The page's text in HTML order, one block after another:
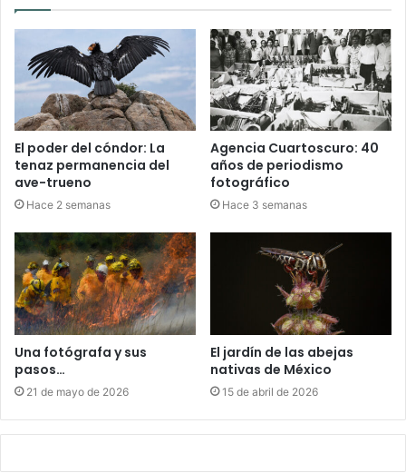
El poder del cóndor: La
tenaz permanencia del
ave-trueno
Hace 2 semanas
Agencia Cuartoscuro: 40
años de periodismo
fotográfico
Hace 3 semanas
Una fotógrafa y sus
pasos…
21 de mayo de 2026
El jardín de las abejas
nativas de México
15 de abril de 2026